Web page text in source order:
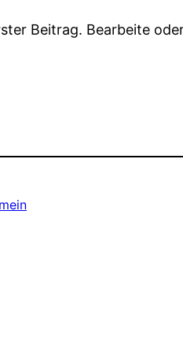
Beitrag. Bearbeite